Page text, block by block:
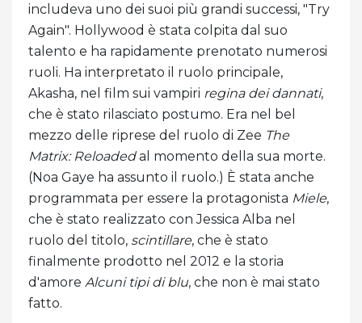
includeva uno dei suoi più grandi successi, "Try
Again". Hollywood è stata colpita dal suo
talento e ha rapidamente prenotato numerosi
ruoli. Ha interpretato il ruolo principale,
Akasha, nel film sui vampiri regina dei dannati,
che è stato rilasciato postumo. Era nel bel
mezzo delle riprese del ruolo di Zee The
Matrix: Reloadedal momento della sua morte.
(Noa Gaye ha assunto il ruolo.) È stata anche
programmata per essere la protagonista Miele,
che è stato realizzato con Jessica Alba nel
ruolo del titolo, scintillare, che è stato
finalmente prodotto nel 2012 e la storia
d'amore Alcuni tipi di blu, che non è mai stato
fatto.